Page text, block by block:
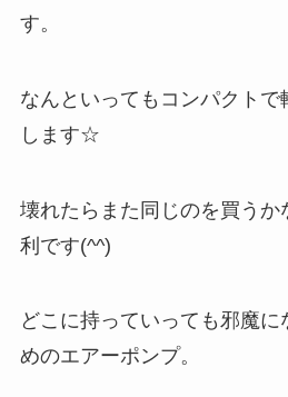
す。
なんといってもコンパクトで
します☆
壊れたらまた同じのを買うか
利です(^^)
どこに持っていっても邪魔
めのエアーポンプ。